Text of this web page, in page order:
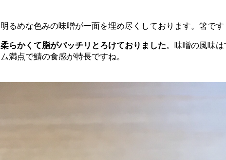
るめな色みの味噌が一面を埋め尽くしております。箸で
らかくて脂がバッチリとろけておりました。味噌の風味
満点で鯖の食感が特長ですね。